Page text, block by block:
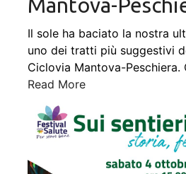
Mantova-
Il sole ha baciato la nostra
uno dei tratti più suggestivi
Ciclovia Mantova-Peschiera.
Read More